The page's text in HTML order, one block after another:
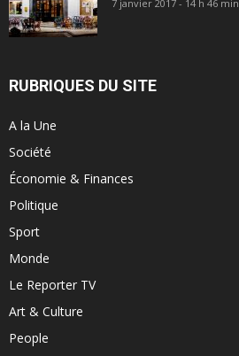
7 janvier 2017 - 14 h 46 min
RUBRIQUES DU SITE
A la Une
Société
Économie & Finances
Politique
Sport
Monde
Le Reporter TV
Art & Culture
People